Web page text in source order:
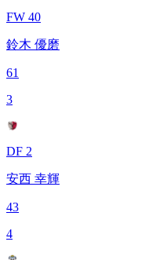
FW 40
鈴木 優磨
61
3
DF 2
安西 幸輝
43
4